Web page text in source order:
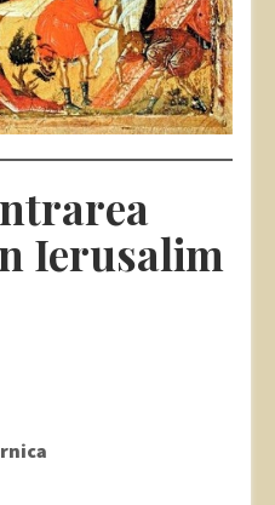
Ierusalim